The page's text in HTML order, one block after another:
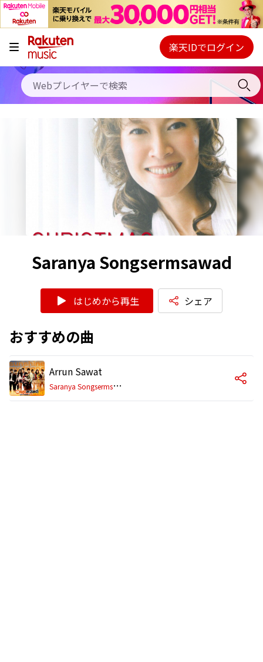
キャンペーン
料金プラン
使い方
初回30日間無料お試し
Webプレイヤー
ご契約内容の確認・変更
楽天IDでログイン
Saranya Songsermsawad
はじめから再生 シェア
おすすめの曲
Arrun Sawat
S
aranya Songsermsawad